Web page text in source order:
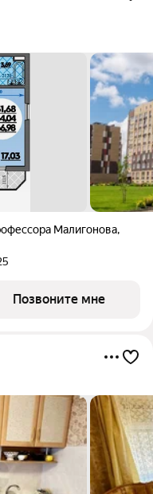
Малигонова,
Позвоните мне